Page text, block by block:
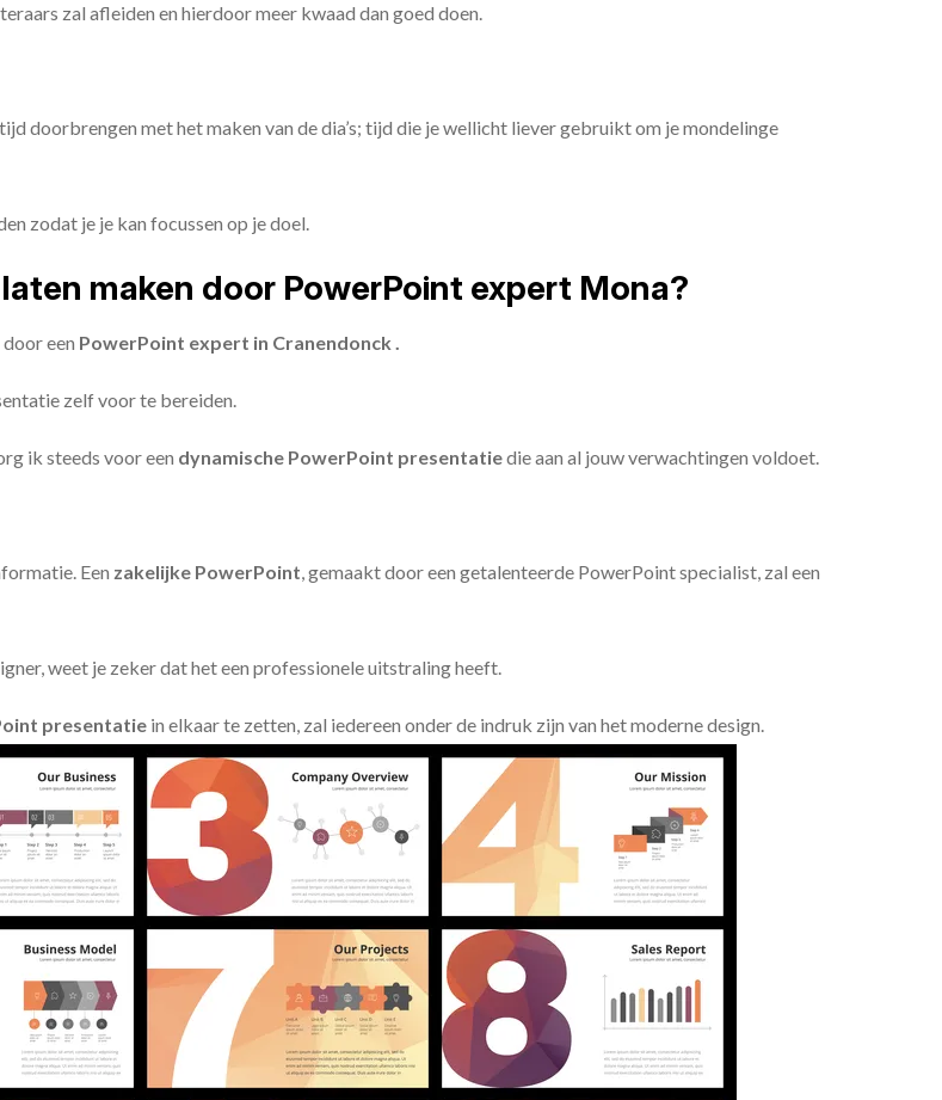
zal afleiden en hierdoor meer kwaad dan goed doen.
doorbrengen met het maken van de dia’s; tijd die je wellicht liever gebruikt om je mondelinge
zodat je je kan focussen op je doel.
maken door PowerPoint expert Mona?
door een PowerPoint expert in Cranendonck .
zelf voor te bereiden.
ik steeds voor een dynamische PowerPoint presentatiedie aan al jouw verwachtingen voldoet.
Een zakelijke PowerPoint, gemaakt door een getalenteerde PowerPoint specialist, zal een
weet je zeker dat het een professionele uitstraling heeft.
presentatie in elkaar te zetten, zal iedereen onder de indruk zijn van het moderne design.